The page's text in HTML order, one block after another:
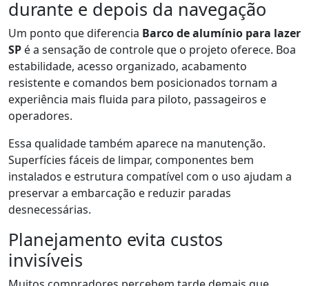
durante e depois da navegação
Um ponto que diferencia Barco de alumínio para lazer
SP é a sensação de controle que o projeto oferece. Boa
estabilidade, acesso organizado, acabamento
resistente e comandos bem posicionados tornam a
experiência mais fluida para piloto, passageiros e
operadores.
Essa qualidade também aparece na manutenção.
Superfícies fáceis de limpar, componentes bem
instalados e estrutura compatível com o uso ajudam a
preservar a embarcação e reduzir paradas
desnecessárias.
Planejamento evita custos
invisíveis